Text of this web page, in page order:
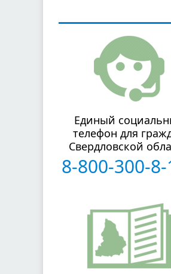
Единый
телефон для
Свердловской
8-800-300-